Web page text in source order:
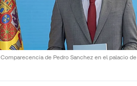
Comparecencia de Pedro Sanchez en el palacio